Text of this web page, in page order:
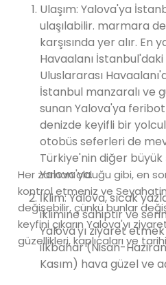
Ulaşım: Yalova'ya
ulaşılabilir. marmara
karşısında yer alır. En
Havaalanı
Uluslararası
İstanbul manzaralı ve
sunan Yalova'ya
denizde keyifli bir
otobüs seferleri de
Türkiye'nin diğer
Yalova'ya.
İklim: Yalova, sıcak
iklimine sahiptir ve
Yalova'yı ziyaret
ilkbahar (Nisan-
Kasım) hava güzel ve
Her zaman olduğu gibi, en
kontrol etmeniz ve
değişebilir, çünkü bunlar
keyfini çıkarın Yalova'yı
güzellikleri, kaplıcaları ve